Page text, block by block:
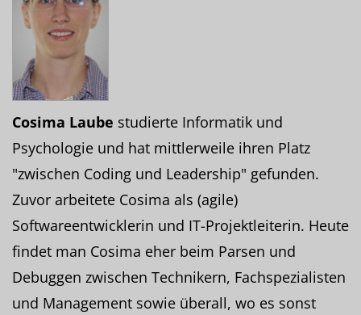
Cosima Laube studierte Informatik und
Psychologie und hat mittlerweile ihren Platz
"zwischen Coding und Leadership" gefunden.
Zuvor arbeitete Cosima als (agile)
Softwareentwicklerin und IT-Projektleiterin. Heute
findet man Cosima eher beim Parsen und
Debuggen zwischen Technikern, Fachspezialisten
und Management sowie überall, wo es sonst